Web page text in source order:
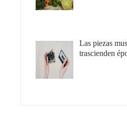
Las piezas
trascienden